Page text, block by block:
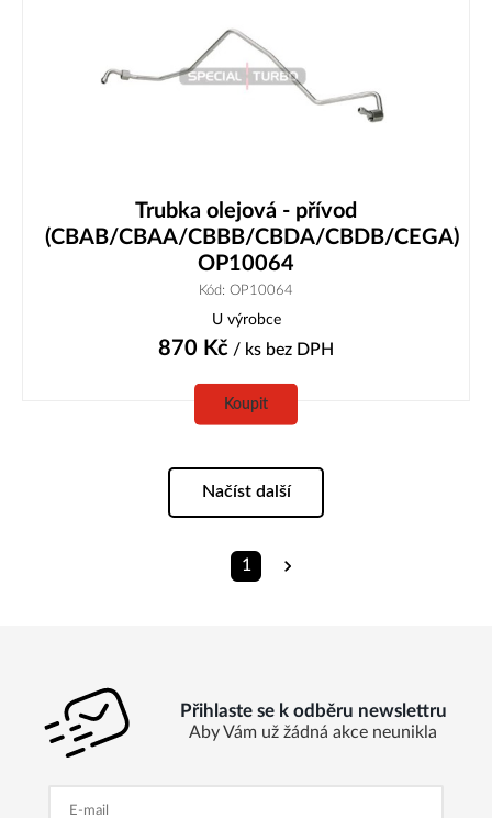
Trubka olejová - přívod
(CBAB/CBAA/CBBB/CBDA/CBDB/CEGA)
OP10064
Kód: OP10064
U výrobce
870 Kč / ks bez DPH
Koupit
Načíst další
1
Přihlaste se k odběru newslettru
Aby Vám už žádná akce neunikla